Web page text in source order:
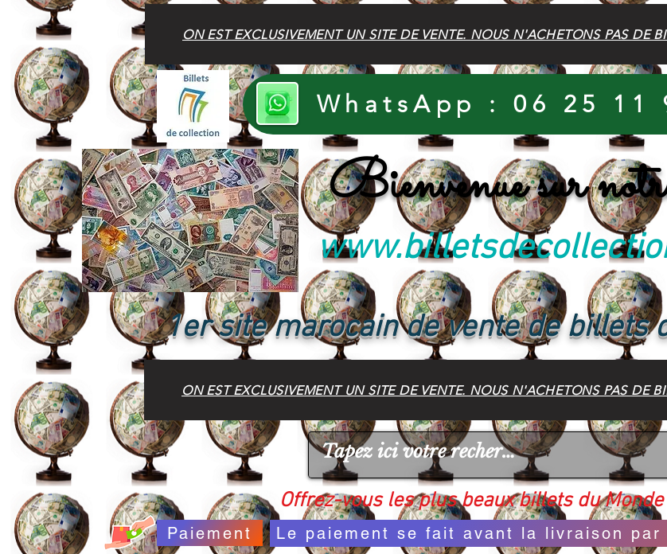
ON EST EXCLUSIVEMENT UN SITE DE VENTE. NOUS N'ACHETONS PAS DE
WhatsApp : 06 25 11
Bienvenue sur
1er site marocain de vente de billets
ON EST EXCLUSIVEMENT UN SITE DE VENTE. NOUS N'ACHETONS PAS DE
Offrez-vous les plus beaux billets du
Paiement Le paiement se fait avant la livraison